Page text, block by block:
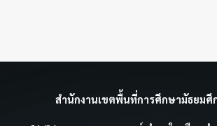
สำนักงานเขตพื้นที่การศึกษามัธยมศึ